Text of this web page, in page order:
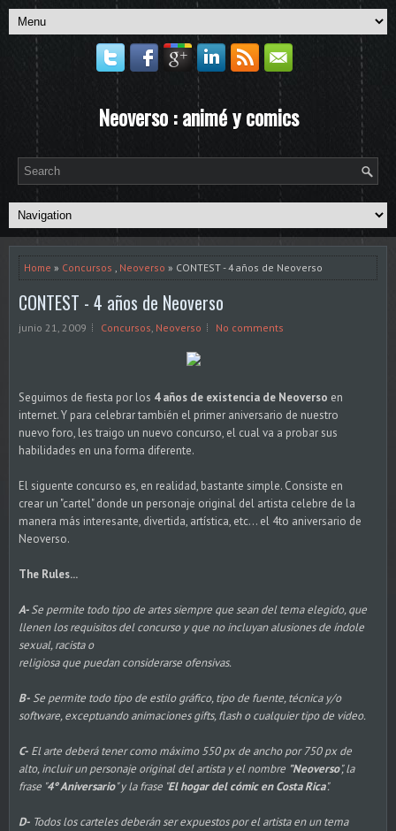
Neoverso : animé y comics
Home » Concursos , Neoverso » CONTEST - 4 años de Neoverso
CONTEST - 4 años de Neoverso
junio 21, 2009 Concursos, Neoverso No comments
Seguimos de fiesta por los 4 años de existencia de Neoverso en
internet. Y para celebrar también el primer aniversario de nuestro
nuevo foro, les traigo un nuevo concurso, el cual va a probar sus
habilidades en una forma diferente.
El siguente concurso es, en realidad, bastante simple. Consiste en
crear un "cartel" donde un personaje original del artista celebre de la
manera más interesante, divertida, artística, etc... el 4to aniversario de
Neoverso.
The Rules...
A-Se permite todo tipo de artes siempre que sean del tema elegido, que
llenen los requisitos del concurso y que no incluyan alusiones de índole
sexual, racista o
religiosa que puedan considerarse ofensivas.
B- Se permite todo tipo de estilo gráfico, tipo de fuente, técnica y/o
software, exceptuando animaciones gifts, flash o cualquier tipo de video.
C- El arte deberá tener como máximo 550 px de ancho por 750 px de
alto, incluir un personaje original del artista y el nombre "Neoverso", la
frase "4° Aniversario" y la frase "El hogar del cómic en Costa Rica".
D- Todos los carteles deberán ser expuestos por el artista en un tema